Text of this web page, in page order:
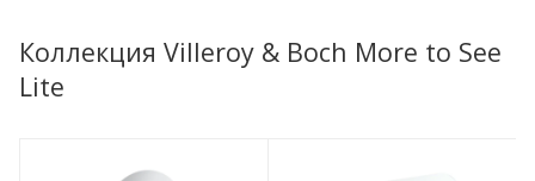
Коллекция Villeroy & Boch More to See
Lite